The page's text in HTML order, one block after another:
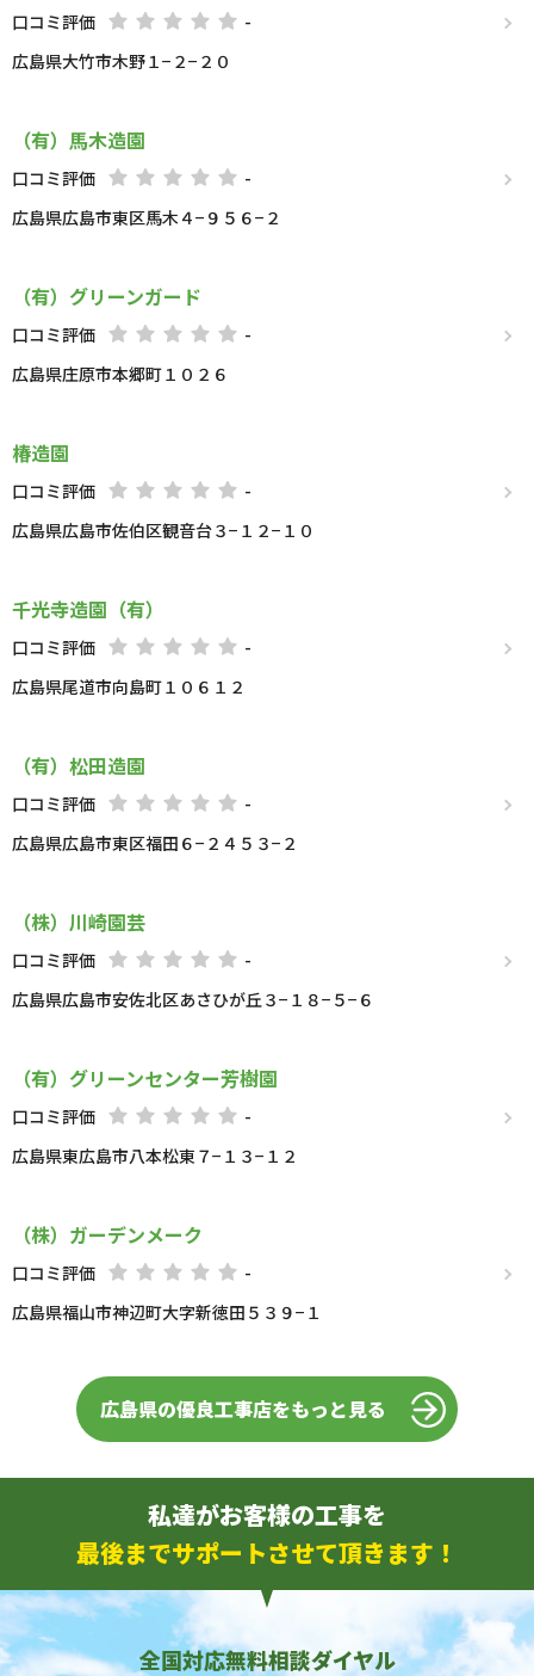
口コミ評価
-
広島県大竹市木野１−２−２０
（有）馬木造園
口コミ評価
-
広島県広島市東区馬木４−９５６−２
（有）グリーンガード
口コミ評価
-
広島県庄原市本郷町１０２６
椿造園
口コミ評価
-
広島県広島市佐伯区観音台３−１２−１０
千光寺造園（有）
口コミ評価
-
広島県尾道市向島町１０６１２
（有）松田造園
口コミ評価
-
広島県広島市東区福田６−２４５３−２
（株）川崎園芸
口コミ評価
-
広島県広島市安佐北区あさひが丘３−１８−５−６
（有）グリーンセンター芳樹園
口コミ評価
-
広島県東広島市八本松東７−１３−１２
（株）ガーデンメーク
口コミ評価
-
広島県福山市神辺町大字新徳田５３９−１
広島県の優良工事店をもっと見る
私達がお客様の工事を
最後までサポートさせて頂きます！
全国対応無料相談ダイヤル